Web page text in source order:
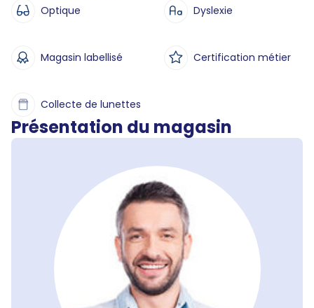
Optique Dyslexie
Magasin labellisé Certification métier
Collecte de lunettes
Présentation du magasin